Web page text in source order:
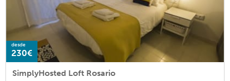
desde
230€
SimplyHosted Loft Rosario